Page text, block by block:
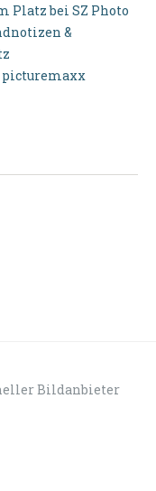
Platz bei SZ Photo
&